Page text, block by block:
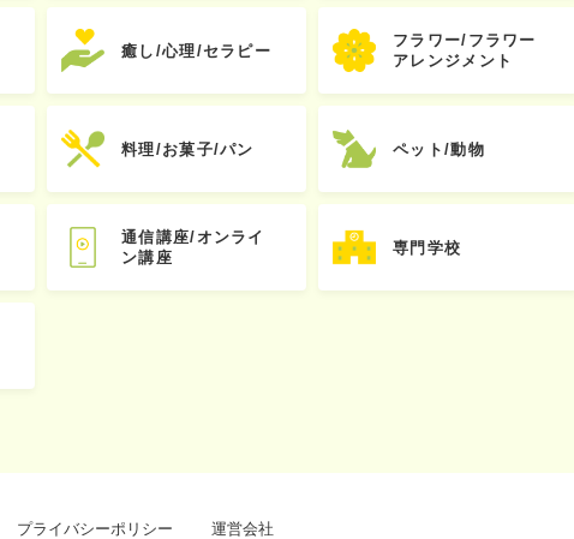
癒し/心理/セラピー
フラワー/フラワー
アレンジメント
料理/お菓子/パン ペット/動物
通信講座/オンライ
ン講座
専門学校
プライバシーポリシー 運営会社